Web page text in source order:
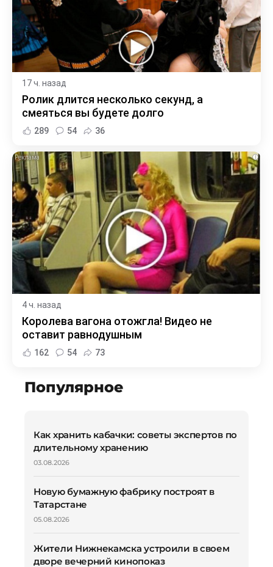
17 ч. назад
Ролик длится несколько секунд, а
смеяться вы будете долго
289 54 36
i
4 ч. назад
Королева вагона отожгла! Видео не
оставит равнодушным
162 54 73
Популярное
Как хранить кабачки: советы экспертов по
длительному хранению
03.08.2026
Новую бумажную фабрику построят в
Татарстане
05.08.2026
Жители Нижнекамска устроили в своем
дворе вечерний кинопоказ